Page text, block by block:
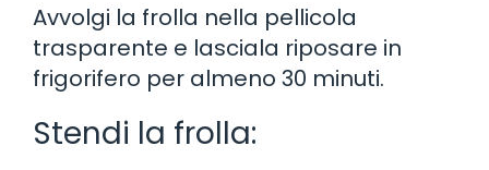
Avvolgi la frolla nella pellicola
trasparente e lasciala riposare in
frigorifero per almeno 30 minuti.
Stendi la frolla: